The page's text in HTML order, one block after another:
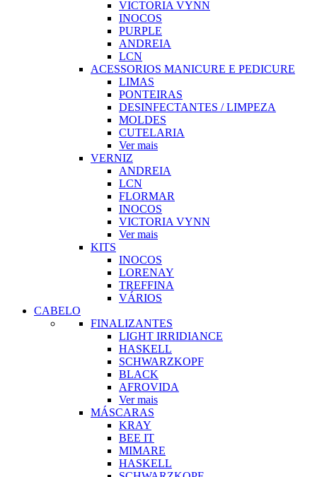
VICTORIA VYNN
INOCOS
PURPLE
ANDREIA
LCN
ACESSORIOS MANICURE E PEDICURE
LIMAS
PONTEIRAS
DESINFECTANTES / LIMPEZA
MOLDES
CUTELARIA
Ver mais
VERNIZ
ANDREIA
LCN
FLORMAR
INOCOS
VICTORIA VYNN
Ver mais
KITS
INOCOS
LORENAY
TREFFINA
VÁRIOS
CABELO
FINALIZANTES
LIGHT IRRIDIANCE
HASKELL
SCHWARZKOPF
BLACK
AFROVIDA
Ver mais
MÁSCARAS
KRAY
BEE IT
MIMARE
HASKELL